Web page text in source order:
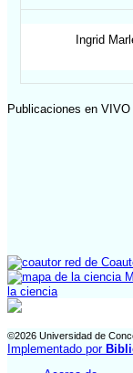
Ingrid
Publicaciones en VIVO
red de
la ciencia
©2026 Universidad de
Implementado por